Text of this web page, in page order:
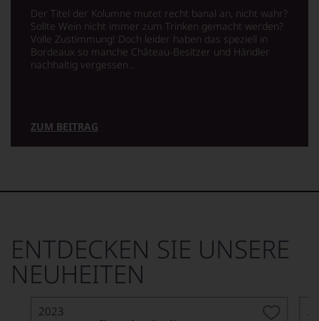
verändert.
Der Titel der Kolumne mutet recht banal an, nicht wahr?
Sollte Wein nicht immer zum Trinken gemacht werden?
Volle Zustimmung! Doch leider haben das speziell in
Bordeaux so manche Château-Besitzer und Händler
nachhaltig vergessen...
ZUM BEITRAG
ENTDECKEN SIE UNSERE
NEUHEITEN
2023